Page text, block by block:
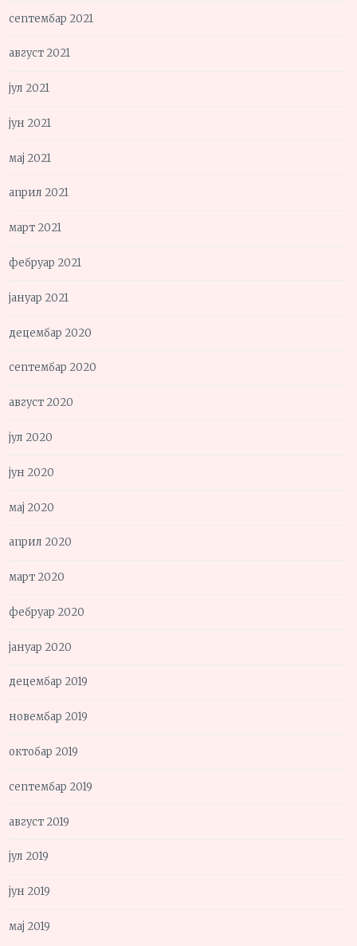
септембар 2021
август 2021
јул 2021
јун 2021
мај 2021
април 2021
март 2021
фебруар 2021
јануар 2021
децембар 2020
септембар 2020
август 2020
јул 2020
јун 2020
мај 2020
април 2020
март 2020
фебруар 2020
јануар 2020
децембар 2019
новембар 2019
октобар 2019
септембар 2019
август 2019
јул 2019
јун 2019
мај 2019